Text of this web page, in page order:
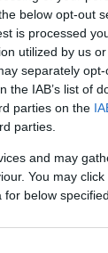
below opt-out
is processed
utilized by us
separately
IAB’s list of
parties on the
parties.
and may
You may
below
τον